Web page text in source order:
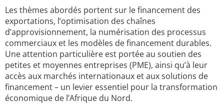
Les thèmes abordés portent sur le financement des
exportations, l’optimisation des chaînes
d’approvisionnement, la numérisation des processus
commerciaux et les modèles de financement durables.
Une attention particulière est portée au soutien des
petites et moyennes entreprises (PME), ainsi qu’à leur
accès aux marchés internationaux et aux solutions de
financement – un levier essentiel pour la transformation
économique de l’Afrique du Nord.